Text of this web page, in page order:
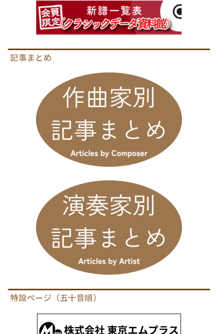
記事まとめ
特設ページ（五十音順）